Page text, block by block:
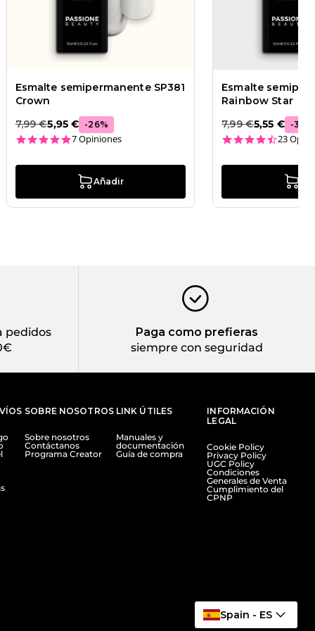
Esmalte semipermanente SP381
Crown
7,99 €5,95 € -26%
5.0 star rating
7 Opiniones
Añadir
Esmalte
Rainbow Star
7,99 €5,55 € -31
4.7
23
pedidos
Paga como prefieras
siempre con seguridad
SOBRE NOSOTROS
Sobre nosotros
Contáctanos
Programa Creator
LINK ÚTILES
Manuales y
documentación
Guía de compra
INFORMACIÓN
LEGAL
Cookie Policy
Privacy Policy
UGC Policy
Condiciones
Generales de Venta
Cumplimiento del
CPNP
Spain - ES